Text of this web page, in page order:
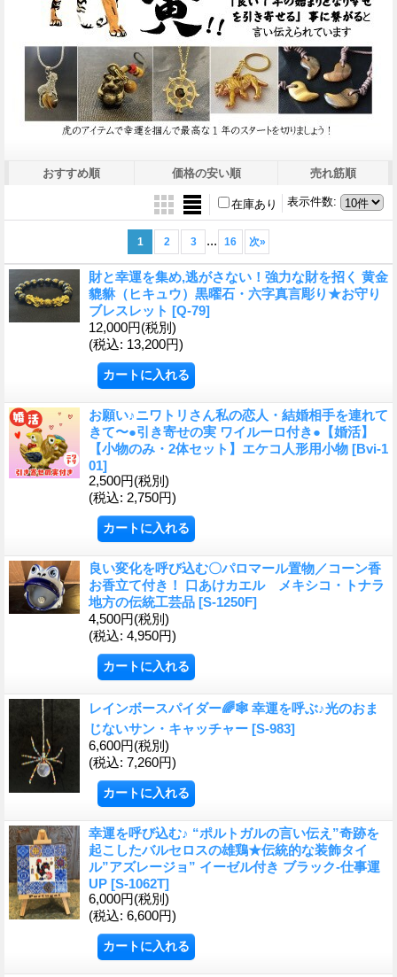
おすすめ順 価格の安い順 売れ筋順
表示件数:
在庫あり
1 2 3 ... 16 次»
財と幸運を集め,逃がさない！強力な財を招く 黄金
貔貅（ヒキュウ）黒曜石・六字真言彫り★お守り
ブレスレット [Q-79]
12,000円(税別)
(税込: 13,200円)
お願い♪ニワトリさん私の恋人・結婚相手を連れて
きて〜●引き寄せの実 ワイルーロ付き●【婚活】
【小物のみ・2体セット】エケコ人形用小物 [Bvi-1
01]
2,500円(税別)
(税込: 2,750円)
良い変化を呼び込む〇パロマール置物／コーン香
お香立て付き！ 口あけカエル メキシコ・トナラ
地方の伝統工芸品 [S-1250F]
4,500円(税別)
(税込: 4,950円)
レインボースパイダー🌈🕸️ 幸運を呼ぶ♪光のおま
じないサン・キャッチャー [S-983]
6,600円(税別)
(税込: 7,260円)
幸運を呼び込む♪ “ポルトガルの言い伝え”奇跡を
起こしたバルセロスの雄鶏★伝統的な装飾タイ
ル”アズレージョ” イーゼル付き ブラック-仕事運
UP [S-1062T]
6,000円(税別)
(税込: 6,600円)